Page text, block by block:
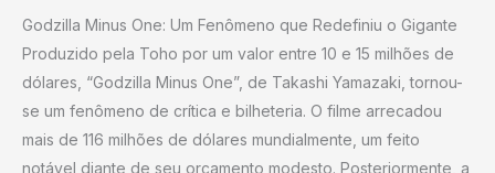
Godzilla Minus One: Um Fenômeno que Redefiniu o Gigante
Produzido pela Toho por um valor entre 10 e 15 milhões de
dólares, “Godzilla Minus One”, de Takashi Yamazaki, tornou-
se um fenômeno de crítica e bilheteria. O filme arrecadou
mais de 116 milhões de dólares mundialmente, um feito
notável diante de seu orçamento modesto. Posteriormente, a
Mas
Agora
Algo
Ainda
Melhor